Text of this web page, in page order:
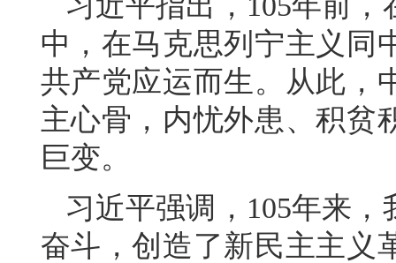
中，在马克思列宁主义同
共产党应运而生。从此，
主心骨，内忧外患、积贫
巨变。
习近平强调，105年来
奋斗，创造了新民主主义